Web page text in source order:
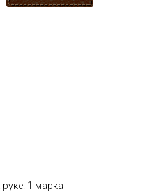
1 марка